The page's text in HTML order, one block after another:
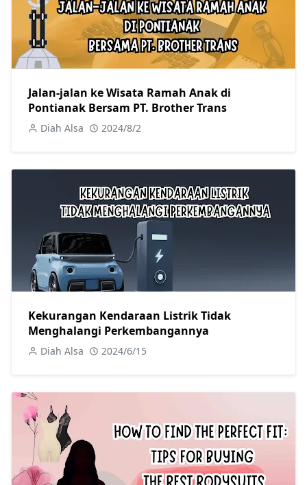
Jalan-jalan ke Wisata Ramah Anak di
Pontianak Bersam PT. Brother Trans
Diah Alsa 2024/8/2
Kekurangan Kendaraan Listrik Tidak
Menghalangi Perkembangannya
Diah Alsa 2024/6/15